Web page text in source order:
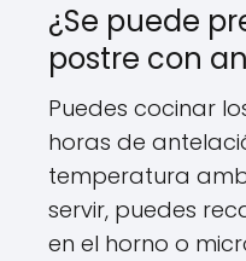
¿Se puede
postre con
Puedes cocinar
horas de
temperatura
servir, puedes
en el horno o